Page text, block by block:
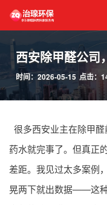
西安除甲醛公司
时间：2026-05-15 点击：
很多西安业主在除甲
药水就完事了。但真正
差距。我见过太多案例
晃两下就出数据——这